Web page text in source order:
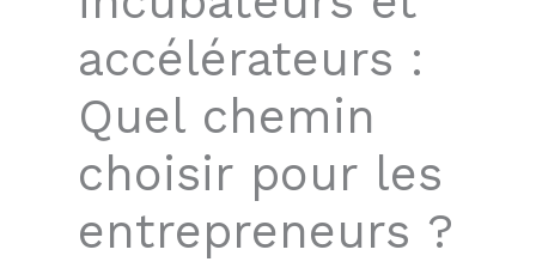
accélérateurs :
Quel chemin
choisir pour les
entrepreneurs ?